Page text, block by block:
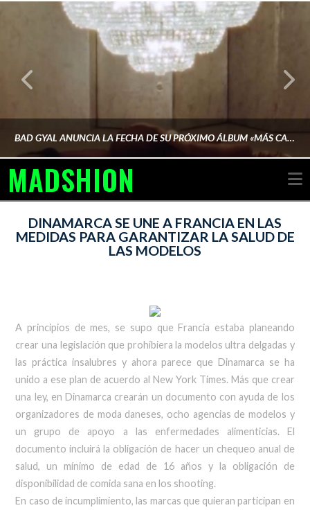
BAD GYAL ANUNCIA LA FECHA DE SU PRÓXIMO ÁLBUM «MÁS CARA»
MADSHION
DINAMARCA SE UNE A FRANCIA EN LAS
MEDIDAS PARA GARANTIZAR LA SALUD DE
LAS MODELOS
A principios de mes, se supo que Francia estaba planeando
crear una legislación que prohibiera la modelos ultra delgadas y
las práctica insalubres y ahora parece que Dinamarca se ha
unido a ese plan de acuerdo al New York Times. Más que crear
una ley, en Dinamarca crearán un documento con ayuda de los
organizadores de moda daneses, ocho agencias de modelos y
un grupo de apoyo a las enfermedades alimenticias. El
documento incluirá la obligación de hacer un chequeo anual de
salud, un mínimo de edad de 16 años y la obligación de
disponibilidad de comida sana en los shooting.
En caso de incumplimiento, las marcas que quieran participan en